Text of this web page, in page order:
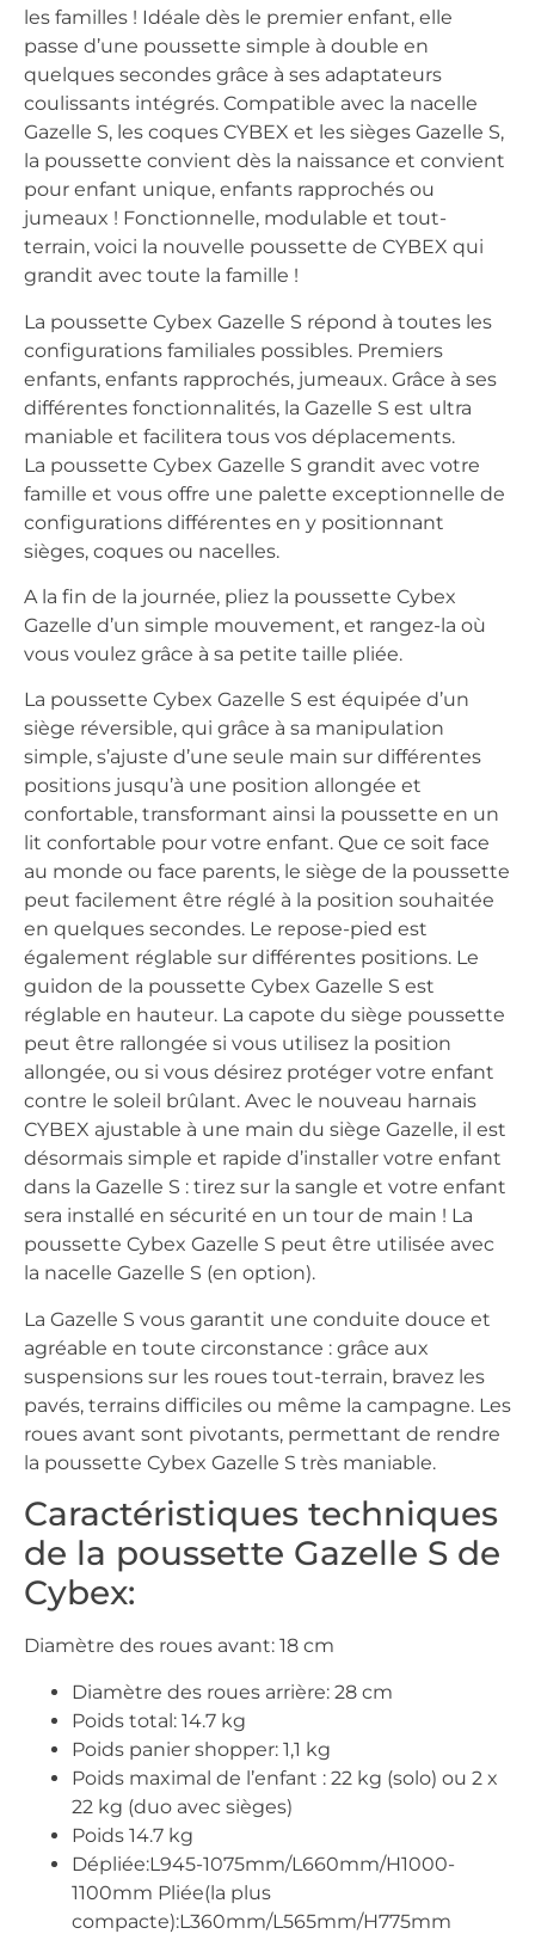
les familles ! Idéale dès le premier enfant, elle
passe d’une poussette simple à double en
quelques secondes grâce à ses adaptateurs
coulissants intégrés. Compatible avec la nacelle
Gazelle S, les coques CYBEX et les sièges Gazelle S,
la poussette convient dès la naissance et convient
pour enfant unique, enfants rapprochés ou
jumeaux ! Fonctionnelle, modulable et tout-
terrain, voici la nouvelle poussette de CYBEX qui
grandit avec toute la famille !
La poussette Cybex Gazelle S répond à toutes les
configurations familiales possibles. Premiers
enfants, enfants rapprochés, jumeaux. Grâce à ses
différentes fonctionnalités, la Gazelle S est ultra
maniable et facilitera tous vos déplacements.
La poussette Cybex Gazelle S grandit avec votre
famille et vous offre une palette exceptionnelle de
configurations différentes en y positionnant
sièges, coques ou nacelles.
A la fin de la journée, pliez la poussette Cybex
Gazelle d’un simple mouvement, et rangez-la où
vous voulez grâce à sa petite taille pliée.
La poussette Cybex Gazelle S est équipée d’un
siège réversible, qui grâce à sa manipulation
simple, s’ajuste d’une seule main sur différentes
positions jusqu’à une position allongée et
confortable, transformant ainsi la poussette en un
lit confortable pour votre enfant. Que ce soit face
au monde ou face parents, le siège de la poussette
peut facilement être réglé à la position souhaitée
en quelques secondes. Le repose-pied est
également réglable sur différentes positions. Le
guidon de la poussette Cybex Gazelle S est
réglable en hauteur. La capote du siège poussette
peut être rallongée si vous utilisez la position
allongée, ou si vous désirez protéger votre enfant
contre le soleil brûlant. Avec le nouveau harnais
CYBEX ajustable à une main du siège Gazelle, il est
désormais simple et rapide d’installer votre enfant
dans la Gazelle S : tirez sur la sangle et votre enfant
sera installé en sécurité en un tour de main ! La
poussette Cybex Gazelle S peut être utilisée avec
la nacelle Gazelle S (en option).
La Gazelle S vous garantit une conduite douce et
agréable en toute circonstance : grâce aux
suspensions sur les roues tout-terrain, bravez les
pavés, terrains difficiles ou même la campagne. Les
roues avant sont pivotants, permettant de rendre
la poussette Cybex Gazelle S très maniable.
Caractéristiques techniques
de la poussette Gazelle S de
Cybex:
Diamètre des roues avant: 18 cm
Diamètre des roues arrière: 28 cm
Poids total: 14.7 kg
Poids panier shopper: 1,1 kg
Poids maximal de l’enfant : 22 kg (solo) ou 2 x
22 kg (duo avec sièges)
Poids 14.7 kg
Dépliée:L945-1075mm/L660mm/H1000-
1100mm Pliée(la plus
compacte):L360mm/L565mm/H775mm